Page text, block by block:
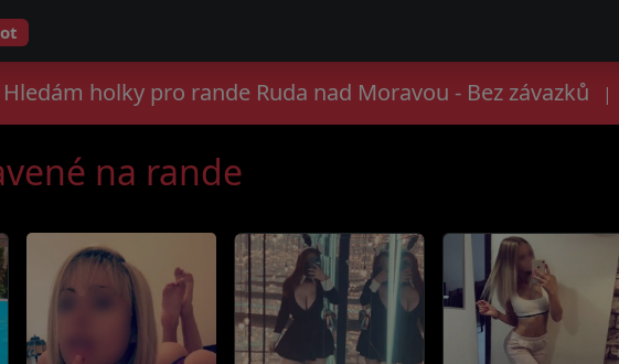
Hledám holky pro rande Ruda nad Moravou - Bez závazků |
na rande